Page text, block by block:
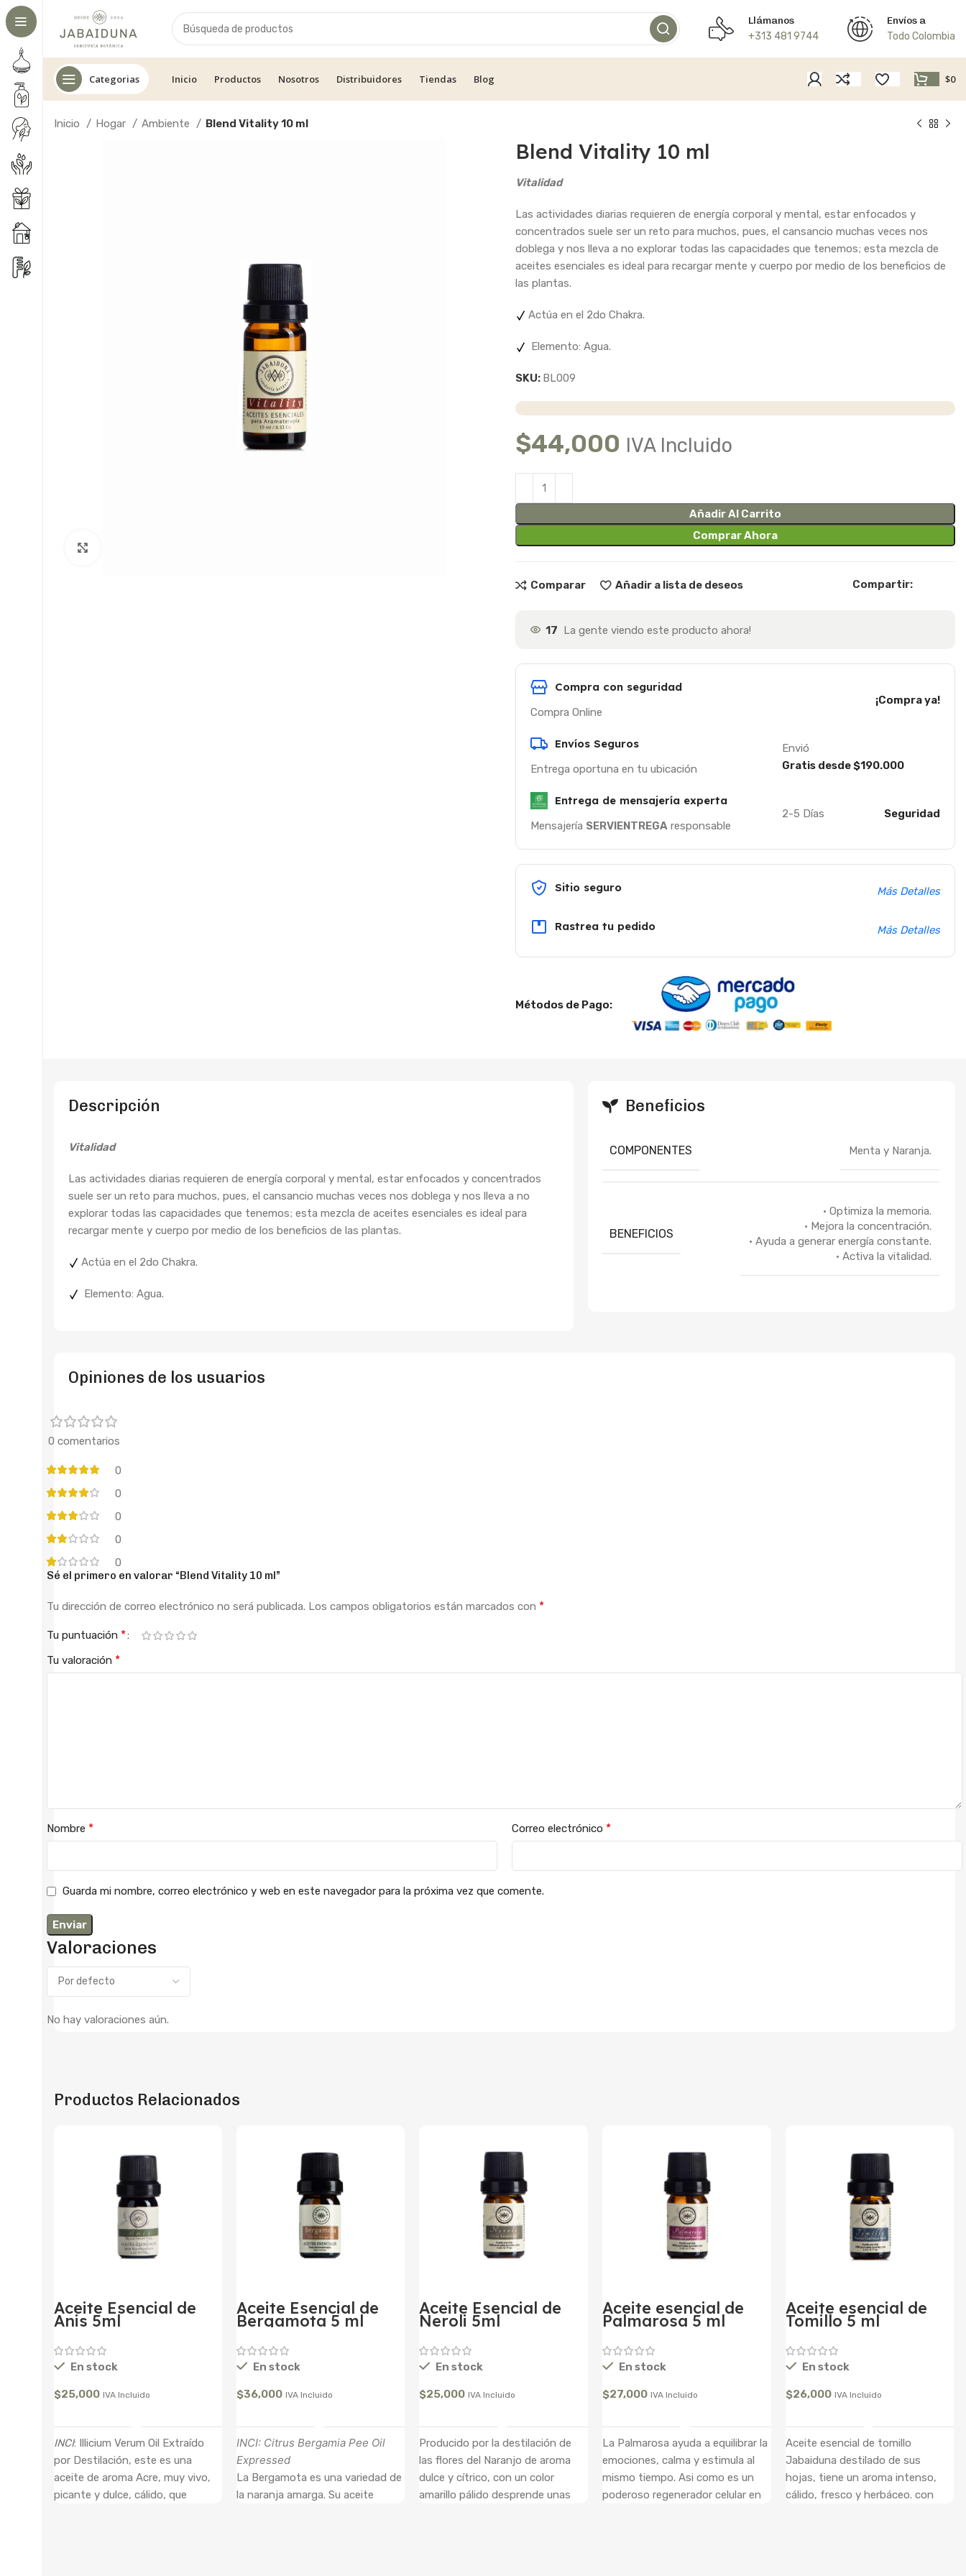
Llámanos
+313 481 9744
Envíos a
Todo Colombia
Categorias Inicio Productos Nosotros Distribuidores Tiendas Blog $0
Inicio Hogar Ambiente Blend Vitality 10 ml
Blend Vitality 10 ml
Vitalidad
Las actividades diarias requieren de energía corporal y mental, estar enfocados y
concentrados suele ser un reto para muchos, pues, el cansancio muchas veces nos
doblega y nos lleva a no explorar todas las capacidades que tenemos; esta mezcla de
aceites esenciales es ideal para recargar mente y cuerpo por medio de los beneficios de
las plantas.
Actúa en el 2do Chakra.
Elemento: Agua.
SKU: BL009
$44,000 IVA Incluido
Añadir Al Carrito
Comprar Ahora
Comparar Añadir a lista de deseos Compartir:
17 La gente viendo este producto ahora!
Compra con seguridad
Compra Online
¡Compra ya!
Envíos Seguros
Entrega oportuna en tu ubicación
Envió
Gratis desde $190.000
Entrega de mensajería experta
Mensajería SERVIENTREGAresponsable
2-5 Días Seguridad
Sitio seguro Más Detalles
Rastrea tu pedido Más Detalles
Métodos de Pago:
Descripción
Vitalidad
Las actividades diarias requieren de energía corporal y mental, estar enfocados y concentrados
suele ser un reto para muchos, pues, el cansancio muchas veces nos doblega y nos lleva a no
explorar todas las capacidades que tenemos; esta mezcla de aceites esenciales es ideal para
recargar mente y cuerpo por medio de los beneficios de las plantas.
Actúa en el 2do Chakra.
Elemento: Agua.
Beneficios
COMPONENTES Menta y Naranja.
BENEFICIOS
• Optimiza la memoria.
• Mejora la concentración.
• Ayuda a generar energía constante.
• Activa la vitalidad.
Opiniones de los usuarios
0 comentarios
0
0
0
0
0
Valoraciones
No hay valoraciones aún.
Sé el primero en valorar “Blend Vitality 10 ml”
Tu dirección de correo electrónico no será publicada. Los campos obligatorios están marcados con *
Tu puntuación *
Tu valoración *
Nombre * Correo electrónico *
Guarda mi nombre, correo electrónico y web en este navegador para la próxima vez que comente.
Productos Relacionados
Aceite Esencial de
Anis 5ml
En stock
$25,000 IVA Incluido
INCI: Illicium Verum Oil Extraído
por Destilación, este es una
aceite de aroma Acre, muy vivo,
picante y dulce, cálido, que
Aceite Esencial de
Bergamota 5 ml
En stock
$36,000 IVA Incluido
INCI: Citrus Bergamia Pee Oil
Expressed
La Bergamota es una variedad de
la naranja amarga. Su aceite
Aceite Esencial de
Neroli 5ml
En stock
$25,000 IVA Incluido
Producido por la destilación de
las flores del Naranjo de aroma
dulce y cítrico, con un color
amarillo pálido desprende unas
Aceite esencial de
Palmarosa 5 ml
En stock
$27,000 IVA Incluido
La Palmarosa ayuda a equilibrar la
emociones, calma y estimula al
mismo tiempo. Asi como es un
poderoso regenerador celular en
Aceite esencial de
Tomillo 5 ml
En stock
$26,000 IVA Incluido
Aceite esencial de tomillo
Jabaiduna destilado de sus
hojas, tiene un aroma intenso,
cálido, fresco y herbáceo. con